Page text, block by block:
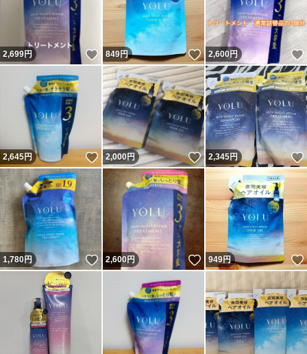
2,699円 いいね！
849円 いいね！
2,600円
2,645円 いいね！
2,000円 いいね！
2,345円
1,780円 いいね！
2,600円 いいね！
949円